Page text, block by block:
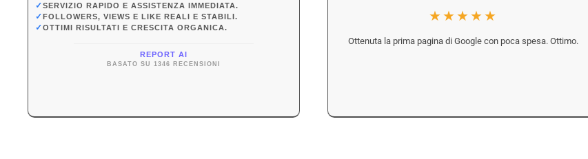
✓SERVIZIO RAPIDO E ASSISTENZA IMMEDIATA.
✓FOLLOWERS, VIEWS E LIKE REALI E STABILI.
✓OTTIMI RISULTATI E CRESCITA ORGANICA.
REPORT AI
BASATO SU 1346 RECENSIONI
★★★★★
Ottenuta la prima pagina di Google con poca spesa. Ottimo.